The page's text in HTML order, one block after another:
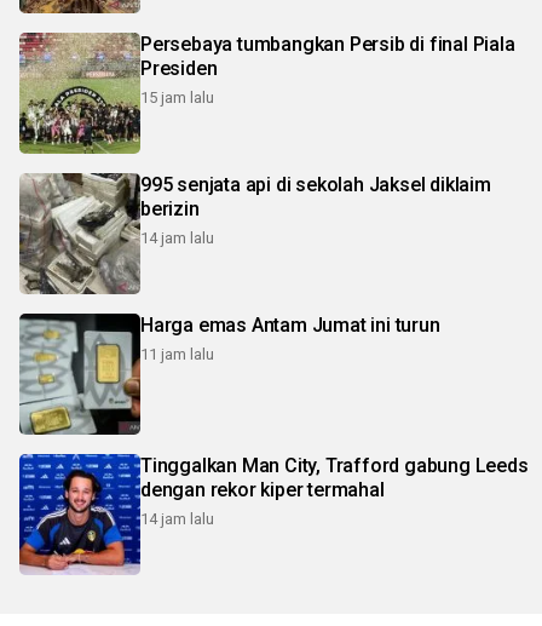
Persebaya tumbangkan Persib di final Piala
Presiden
15 jam lalu
995 senjata api di sekolah Jaksel diklaim
berizin
14 jam lalu
Harga emas Antam Jumat ini turun
11 jam lalu
Tinggalkan Man City, Trafford gabung Leeds
dengan rekor kiper termahal
14 jam lalu